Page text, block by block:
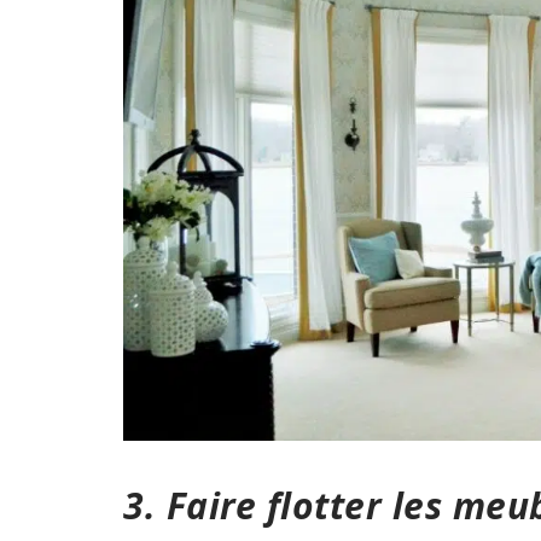
3. Faire flotter les